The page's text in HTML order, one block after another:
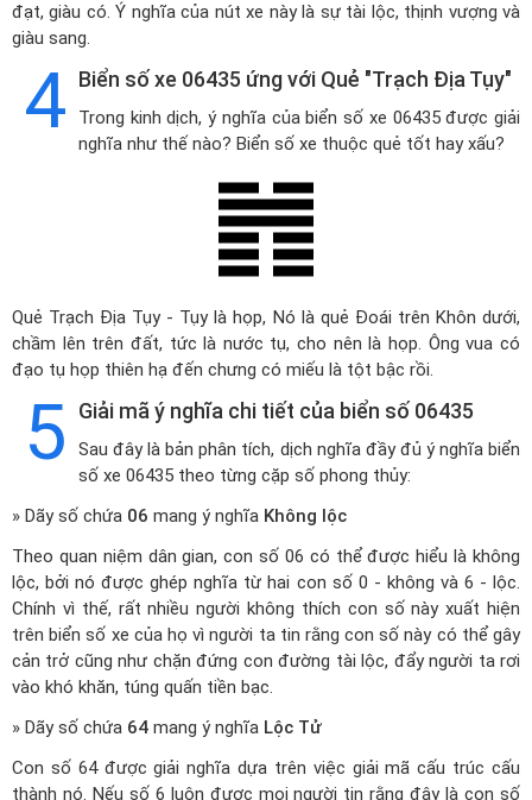
đạt, giàu có. Ý nghĩa của nút xe này là sự tài lộc, thịnh vượng và
giàu sang.
4 Biển số xe 06435 ứng với Quẻ "Trạch Địa Tụy"
Trong kinh dịch, ý nghĩa của biển số xe 06435 được giải
nghĩa như thế nào? Biển số xe thuộc quẻ tốt hay xấu?
Quẻ Trạch Địa Tụy - Tụy là họp, Nó là quẻ Đoái trên Khôn dưới,
chầm lên trên đất, tức là nước tụ, cho nên là họp. Ông vua có
đạo tụ họp thiên hạ đến chưng có miếu là tột bậc rồi.
5 Giải mã ý nghĩa chi tiết của biển số 06435
Sau đây là bản phân tích, dịch nghĩa đầy đủ ý nghĩa biển
số xe 06435 theo từng cặp số phong thủy:
» Dãy số chứa 06 mang ý nghĩa Không lộc
Theo quan niệm dân gian, con số 06 có thể được hiểu là không
lộc, bởi nó được ghép nghĩa từ hai con số 0 - không và 6 - lộc.
Chính vì thế, rất nhiều người không thích con số này xuất hiện
trên biển số xe của họ vì người ta tin rằng con số này có thể gây
cản trở cũng như chặn đứng con đường tài lộc, đẩy người ta rơi
vào khó khăn, túng quấn tiền bạc.
» Dãy số chứa 64 mang ý nghĩa Lộc Tử
Con số 64 được giải nghĩa dựa trên việc giải mã cấu trúc cấu
thành nó. Nếu số 6 luôn được mọi người tin rằng đây là con số